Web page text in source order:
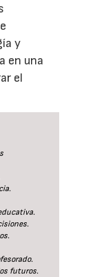
y
en una
el
futuros.